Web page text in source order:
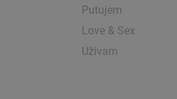
Putujem
Love & Sex
Uživam